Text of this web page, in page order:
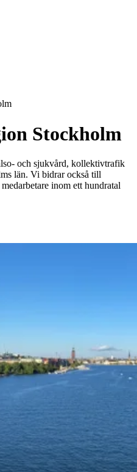
Stockholm
och sjukvård, kollektivtrafik
län. Vi bidrar också till
inom ett hundratal